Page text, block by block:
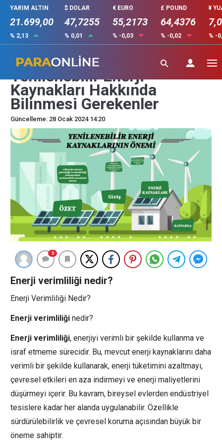
YARIM ALTIN
21.699,00
% 2,13
$ DOLAR
47,7255
% 0,01
€ EURO
55,2173
% -0,03
£ POUND
64,4376
% -0,02
¥
% -
Enerji Verimliliği ve
Yenilenebilir Enerji
Kaynakları Hakkında
Bilinmesi Gerekenler
Güncelleme: 28 Ocak 2024 14:20
0
Enerji verimliliği nedir?
Enerji Verimliliği Nedir?
Enerji verimliliği nedir?
Enerji verimliliği, enerjiyi verimli bir şekilde kullanma ve
israf etmeme sürecidir. Bu, mevcut enerji kaynaklarını daha
verimli bir şekilde kullanarak, enerji tüketimini azaltmayı,
çevresel etkileri en aza indirmeyi ve enerji maliyetlerini
düşürmeyi içerir. Bu kavram, bireysel evlerden endüstriyel
tesislere kadar her alanda uygulanabilir. Özellikle
sürdürülebilirlik ve çevresel koruma açısından büyük bir
öneme sahiptir.